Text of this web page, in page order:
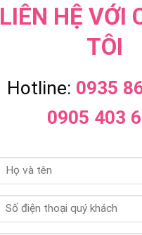
LIÊN HỆ VỚI
TÔI
Hotline: 0935
0905 403